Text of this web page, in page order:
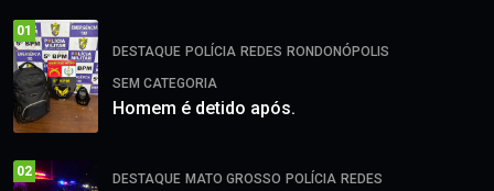
01
DESTAQUE POLÍCIA REDES RONDONÓPOLIS
SEM CATEGORIA
Homem é detido após.
02
DESTAQUE MATO GROSSO POLÍCIA REDES